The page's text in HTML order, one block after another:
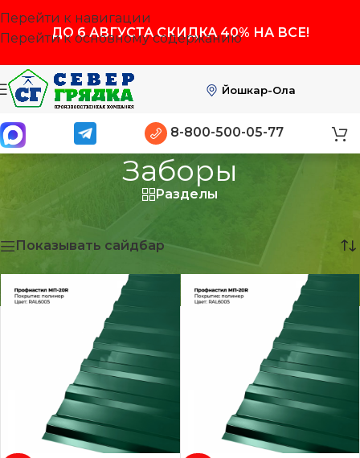
Перейти к навигации
Перейти к основному содержанию
ДО6 АВГУСТАСКИДКА 40% НА ВСЕ!
Йошкар-Ола
8-800-500-05-77
Заборы
Разделы
Показывать сайдбар